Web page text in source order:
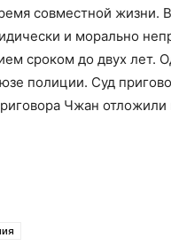
совместной жизни.
и морально
сроком до двух лет.
полиции. Суд
Чжан отложили